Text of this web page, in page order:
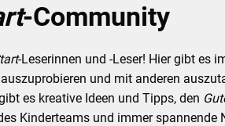
-Community
-Leserinnen und -Leser! Hier gibt es
und mit anderen
es kreative Ideen und Tipps, den
Kinderteams und immer spannende